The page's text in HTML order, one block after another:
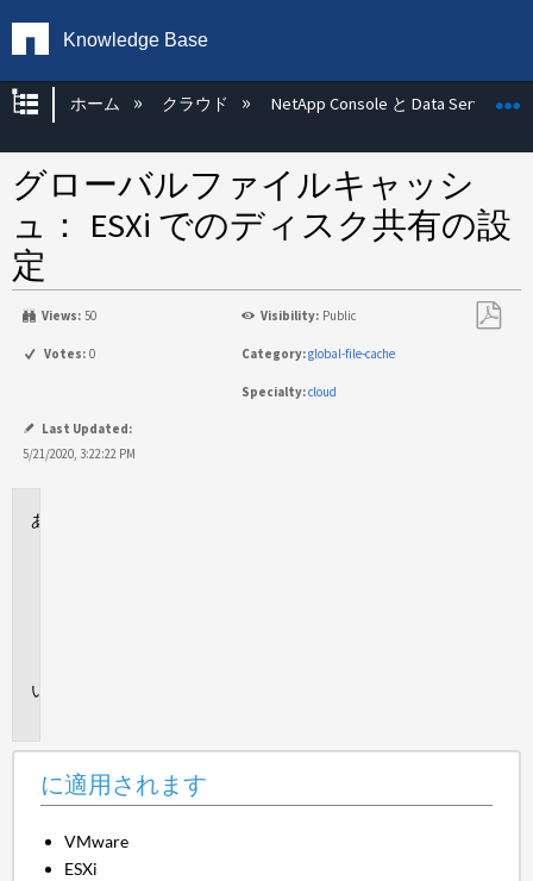
Knowledge Base
グローバル階層を展開/折りたたむ
ホーム クラウド NetApp Console と Data Services
グローバルファイルキャッシ
ュ： ESXi でのディスク共有の設
定
Views: 50 Visibility: Public
Votes: 0 Category:global-file-cache
Specialty:cloud
Last Updated:
5/21/2020, 3:22:22 PM
に適用されます
VMware
ESXi